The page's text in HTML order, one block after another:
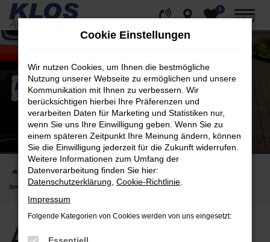
Zum
Hauptinhalt
springen
0
MENÜ
Startseite Alfa Romeo Alfa Romeo Gebrauchtwagen bei KLOS Automobile
GmbH | jetzt kaufen
Cookie Einstellungen
Wir nutzen Cookies, um Ihnen die bestmögliche
Nutzung unserer Webseite zu ermöglichen und unsere
Kommunikation mit Ihnen zu verbessern. Wir
berücksichtigen hierbei Ihre Präferenzen und
verarbeiten Daten für Marketing und Statistiken nur,
wenn Sie uns Ihre Einwilligung geben. Wenn Sie zu
einem späteren Zeitpunkt Ihre Meinung ändern, können
Sie die Einwilligung jederzeit für die Zukunft widerrufen.
Weitere Informationen zum Umfang der
Datenverarbeitung finden Sie hier:
Datenschutzerklärung Cookie-Richtlinie
Impressum
Folgende Kategorien von Cookies werden von uns eingesetzt: